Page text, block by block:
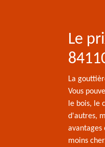
Le
La
Vous
le bois, le
d'autres,
avantages
moins